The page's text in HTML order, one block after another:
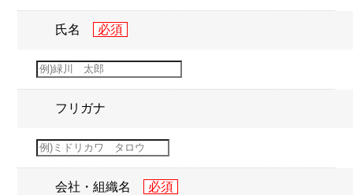
氏名
フリガナ
会社・組織名